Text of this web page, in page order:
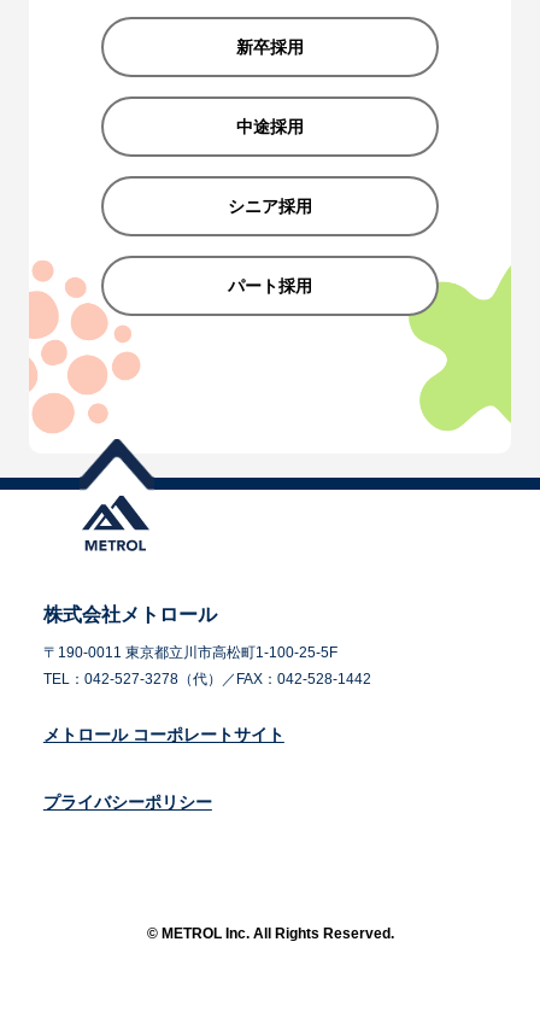
新卒採用
中途採用
シニア採用
パート採用
株式会社メトロール
〒190-0011 東京都立川市高松町1-100-25-5F
TEL：042-527-3278（代）／FAX：042-528-1442
メトロール コーポレートサイト
プライバシーポリシー
© METROL Inc. All Rights Reserved.